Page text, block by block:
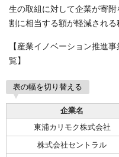
生の取組に対して企業が寄
割に相当する額が軽減される
【産業イノベーション推進
覧】
表の幅を切り替える
企業名
東浦カリモク株式会社
株式会社セントラル